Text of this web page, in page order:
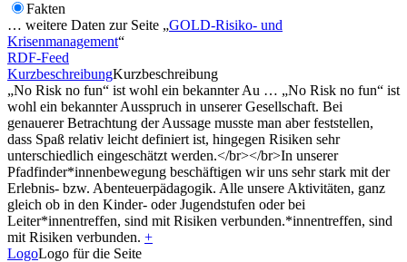
Fakten
… weitere Daten zur Seite „GOLD-Risiko- und
Krisenmanagement“
RDF-Feed
KurzbeschreibungKurzbeschreibung
„No Risk no fun“ ist wohl ein bekannter Au … „No Risk no fun“ ist
wohl ein bekannter Ausspruch in unserer Gesellschaft. Bei
genauerer Betrachtung der Aussage musste man aber feststellen,
dass Spaß relativ leicht definiert ist, hingegen Risiken sehr
unterschiedlich eingeschätzt werden.</br></br>In unserer
Pfadfinder*innenbewegung beschäftigen wir uns sehr stark mit der
Erlebnis- bzw. Abenteuerpädagogik. Alle unsere Aktivitäten, ganz
gleich ob in den Kinder- oder Jugendstufen oder bei
Leiter*innentreffen, sind mit Risiken verbunden.*innentreffen, sind
mit Risiken verbunden. +
LogoLogo für die Seite